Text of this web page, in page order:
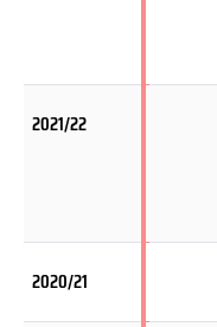
2021/22
2020/21